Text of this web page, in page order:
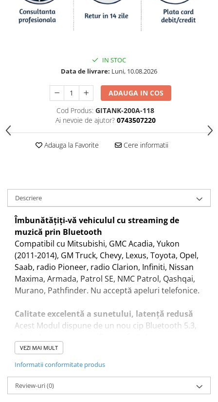
IN STOC
Data de livrare: Luni, 10.08.2026
ADAUGA IN COS
Cod Produs: GITANK-200A-118
Ai nevoie de ajutor? 0743507220
Adauga la Favorite Cere informatii
Descriere
Îmbunătățiți-vă vehiculul cu streaming de
muzică prin Bluetooth
Compatibil cu Mitsubishi, GMC Acadia, Yukon
(2011-2014), GM Truck, Chevy, Lexus, Toyota, Opel,
Saab, radio Pioneer, radio Clarion, Infiniti, Nissan
Maxima, Armada, Patrol SE, NMC Patrol, Qashqai,
Murano, Pathfinder. Nu acceptă apeluri telefonice.
Calitate excelentă a sunetului, latență redusă
Acest Modul dispune de un nou cip Bluetooth 5.3,
anterioară Bluetooth 5.0. Acceptă transmisie audio
cu latență redusă pe 24 de biți, asigurând o
sunetului clară și transparentă.
VEZI MAI MULT
Informatii conformitate produs
Review-uri(0)